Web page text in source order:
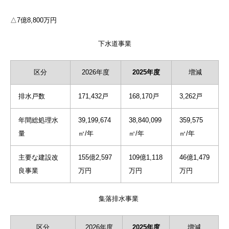
△7億8,800万円
下水道事業
区分 2026年度 2025年度 増減
排水戸数 171,432戸 168,170戸 3,262戸
年間総処理水
量
39,199,674
㎥/年
38,840,099
㎥/年
359,575
㎥/年
主要な建設改
良事業
155億2,597
万円
109億1,118
万円
46億1,479
万円
集落排水事業
区分 2026年度 2025年度 増減